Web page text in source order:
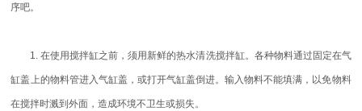
序吧。
1. 在使用搅拌缸之前，须用新鲜的热水清洗搅拌缸。各种物料通过固定在气
缸盖上的物料管进入气缸盖，或打开气缸盖倒进。输入物料不能填满，以免物料
在搅拌时溅到外面，造成环境不卫生或损失。